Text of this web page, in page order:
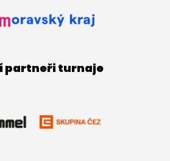
partneři turnaje